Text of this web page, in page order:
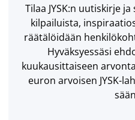
Tilaa JYSK:n uutiskirje
kilpailuista,
räätälöidään
Hyväksyessäsi
kuukausittaiseen
euron arvoisen JYSK-